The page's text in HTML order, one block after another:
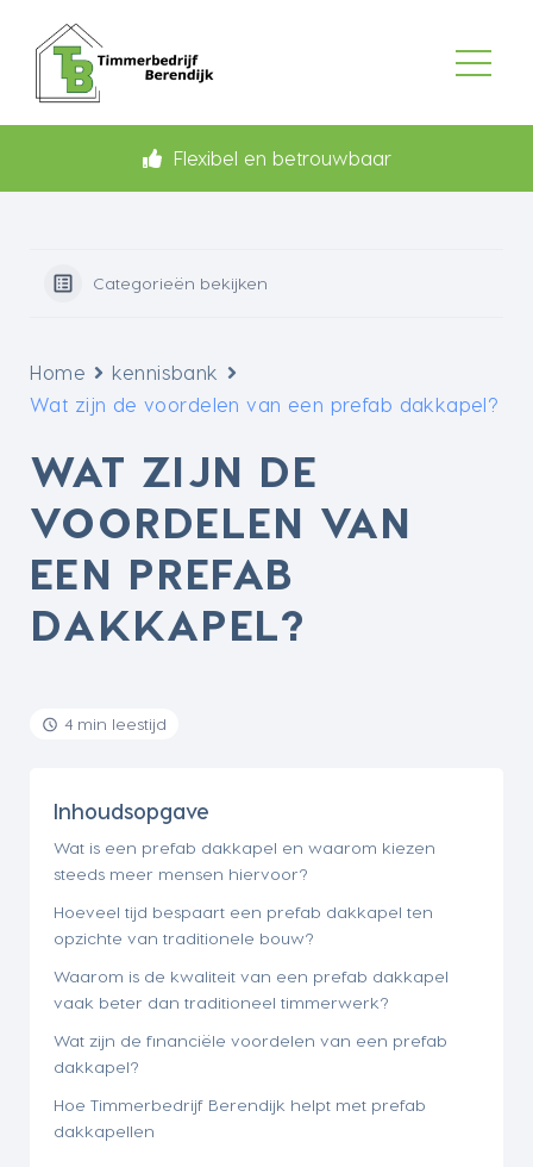
Flexibel en betrouwbaar
Categorieën bekijken
Home
kennisbank
Wat zijn de voordelen van een prefab dakkapel?
WAT ZIJN DE
VOORDELEN VAN
EEN PREFAB
DAKKAPEL?
4 min leestijd
Inhoudsopgave
Wat is een prefab dakkapel en waarom kiezen
steeds meer mensen hiervoor?
Hoeveel tijd bespaart een prefab dakkapel ten
opzichte van traditionele bouw?
Waarom is de kwaliteit van een prefab dakkapel
vaak beter dan traditioneel timmerwerk?
Wat zijn de financiële voordelen van een prefab
dakkapel?
Hoe Timmerbedrijf Berendijk helpt met prefab
dakkapellen